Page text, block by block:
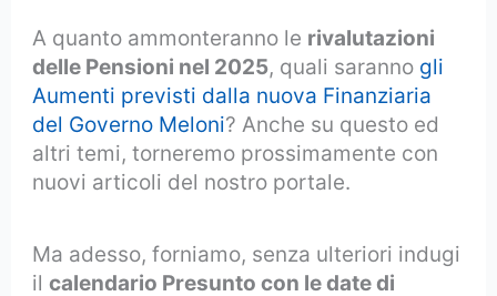
A quanto ammonteranno le rivalutazioni
delle Pensioni nel 2025, quali saranno gli
Aumenti previsti dalla nuova Finanziaria
del Governo Meloni? Anche su questo ed
altri temi, torneremo prossimamente con
nuovi articoli del nostro portale.
Ma adesso, forniamo, senza ulteriori indugi
ilcalendario Presunto con le date di